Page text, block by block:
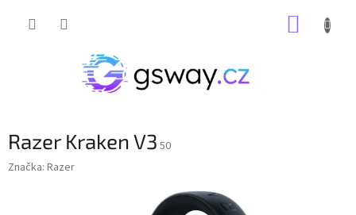
Razer Kraken V3 50
Značka: Razer